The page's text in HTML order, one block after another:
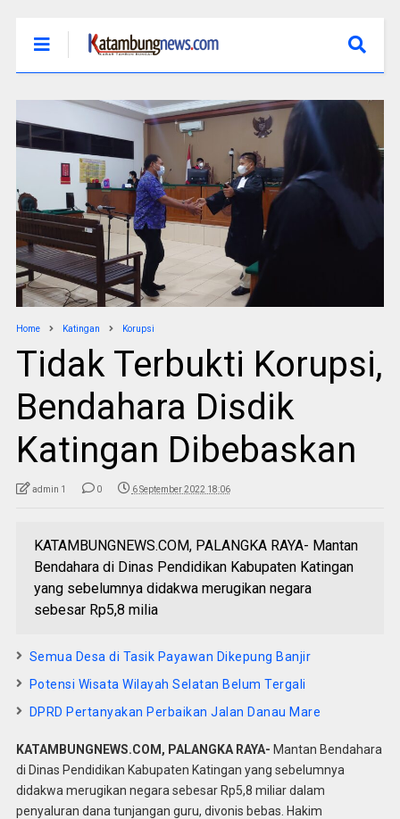
Home Katingan Korupsi
Tidak Terbukti Korupsi,
Bendahara Disdik
Katingan Dibebaskan
admin 1 0 6 September 2022 18:06
KATAMBUNGNEWS.COM, PALANGKA RAYA- Mantan
Bendahara di Dinas Pendidikan Kabupaten Katingan
yang sebelumnya didakwa merugikan negara
sebesar Rp5,8 milia
Semua Desa di Tasik Payawan Dikepung Banjir
Potensi Wisata Wilayah Selatan Belum Tergali
DPRD Pertanyakan Perbaikan Jalan Danau Mare
KATAMBUNGNEWS.COM, PALANGKA RAYA- Mantan Bendahara
di Dinas Pendidikan Kabupaten Katingan yang sebelumnya
didakwa merugikan negara sebesar Rp5,8 miliar dalam
penyaluran dana tunjangan guru, divonis bebas. Hakim